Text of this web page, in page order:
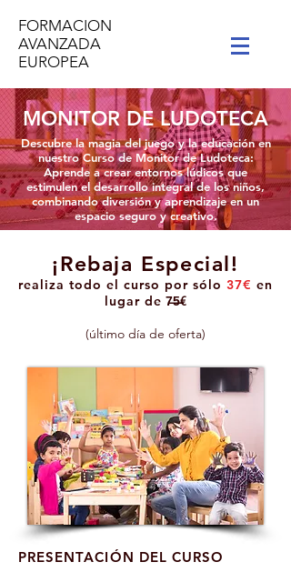
FORMACION
AVANZADA
EUROPEA
MONITOR DE LUDOTECA
Descubre la magia del juego y la educación en
nuestro Curso de Monitor de Ludoteca:
Aprende a crear entornos lúdicos que
estimulen el desarrollo integral de los niños,
combinando diversión y aprendizaje en un
espacio seguro y creativo.
¡Rebaja Especial!
realiza todo el curso por sólo 37€ en
lugar de 7̶5̶€
(último día de oferta)
PRESENTACIÓN DEL CURSO